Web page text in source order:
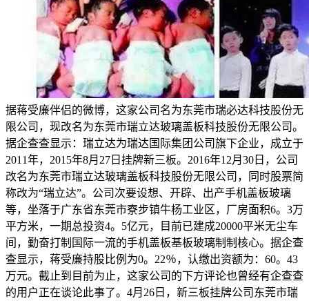
据蒋受廉伴侣的微博，这家公司名为东莞市瑞必达科技股份无
限公司，现改名为东莞市瑞立达玻璃盖板科技股份无限公司。
据企查查显示：瑞立达为瑞达国际集团公司旗下企业，成立于
2011年，2015年8月27日挂牌新三板。2016年12月30日，公司
改名为东莞市瑞立达玻璃盖板科技股份无限公司，同时股票简
称改为“瑞立达”。公司次要设想、开辟、出产手机盖板玻璃
等，坐落于广东省东莞市寮步镇牛杨工业区，厂房面积6。3万
平方米，一期总投资4。5亿元，目前已建成20000平米无尘车
间，勤奋打制国际一流的手机盖板基板玻璃制制核心。据企查
查显示，蒋受廉持股比例为0。22％，认缴出资额为：60。43
万元。截止到目前为止，这家公司的下方评论也曾经有企查查
的用户正在谈论此事了。4月26日，新三板挂牌公司东莞市瑞